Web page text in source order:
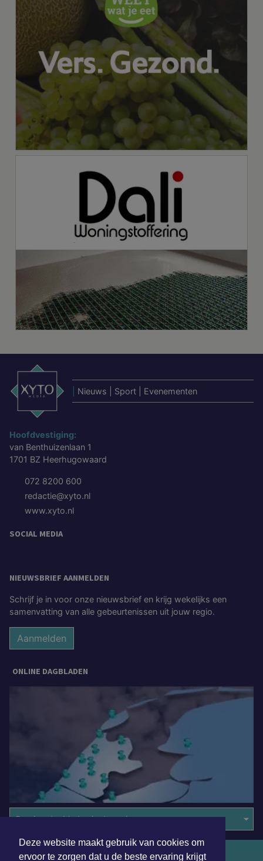
Deze website maakt gebruik van cookies om
ervoor te zorgen dat u de beste ervaring krijgt
Nieuws | Sport | Evenementen
Hoofdvestiging:
van Benthuizenlaan 1
1701 BZ Heerhugowaard
072 8200 600
redactie@xyto.nl
www.xyto.nl
SOCIAL MEDIA
NIEUWSBRIEF AANMELDEN
Schrijf je in voor onze nieuwsbrief en krijg wekelijks een
samenvatting van alle gebeurtenissen uit jouw regio.
Aanmelden
ONLINE DAGBLADEN
Overige dagbladen in de regio
Algemene voorwaarden